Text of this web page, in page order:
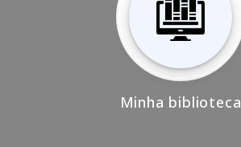
Minha biblioteca